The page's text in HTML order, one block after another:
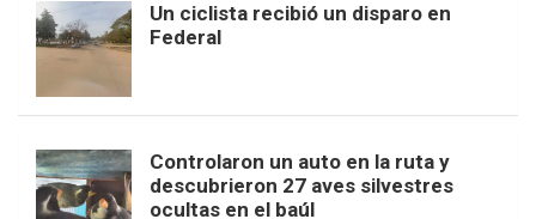
Un ciclista recibió un disparo en
Federal
Controlaron un auto en la ruta y
descubrieron 27 aves silvestres
ocultas en el baúl